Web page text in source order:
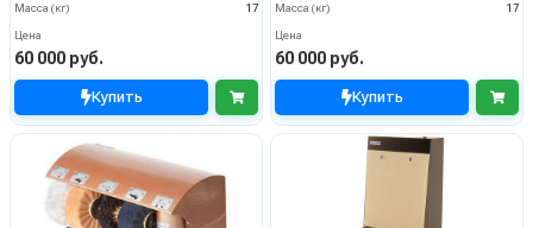
Масса (кг)
17
Цена
60 000 руб.
Купить
Масса (кг)
17
Цена
60 000 руб.
Купить